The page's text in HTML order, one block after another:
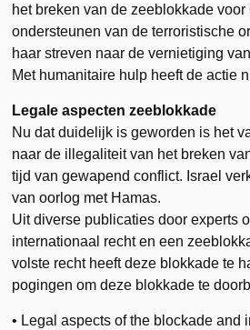
het breken van de zeeblokkade voor
ondersteunen van de terroristische
haar streven naar de vernietiging
Met humanitaire hulp heeft de actie
Legale aspecten zeeblokkade
Nu dat duidelijk is geworden is het
naar de illegaliteit van het breken
tijd van gewapend conflict. Israel
van oorlog met Hamas.
Uit diverse publicaties door experts
internationaal recht en een
volste recht heeft deze blokkade te
pogingen om deze blokkade te
• Legal aspects of the blockade and